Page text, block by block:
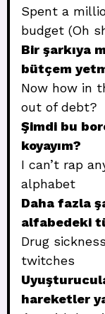
Spent a
budget (Oh
Bir şarkıya
bütçem
Now how in
out of debt?
Şimdi bu
koyayım?
I can’t rap
alphabet
Daha fazla
alfabedeki
Drug
twitches
hareketler